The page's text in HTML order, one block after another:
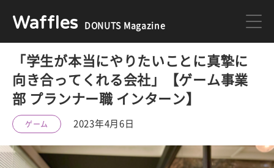
Waffles DONUTS Magazine
DONUTS ジョブカン
ミクチャ
医療 イベント
「学生が本当にやりたいことに真摯に
向き合ってくれる会社」【ゲーム事業
部 プランナー職 インターン】
ゲーム 2023年4月6日